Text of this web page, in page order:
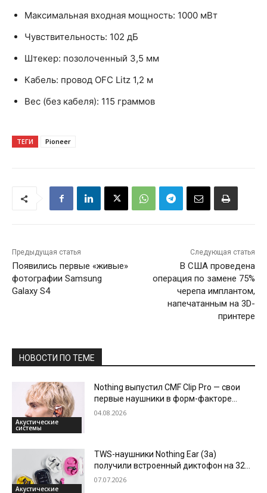
Максимальная входная мощность: 1000 мВт
Чувствительность: 102 дБ
Штекер: позолоченный 3,5 мм
Кабель: провод OFC Litz 1,2 м
Вес (без кабеля): 115 граммов
ТЕГИ Pioneer
Предыдущая статья
Появились первые «живые»
фотографии Samsung
Galaxy S4
Следующая статья
В США проведена
операция по замене 75%
черепа имплантом,
напечатанным на 3D-
принтере
НОВОСТИ ПО ТЕМЕ
Акустические
системы
Nothing выпустил CMF Clip Pro — свои
первые наушники в форм-факторе
клипс
04.08.2026
Акустические
TWS-наушники Nothing Ear (3a)
получили встроенный диктофон на 32
Mb для записи звонков
07.07.2026